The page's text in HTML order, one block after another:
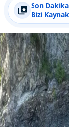
Son
Bizi